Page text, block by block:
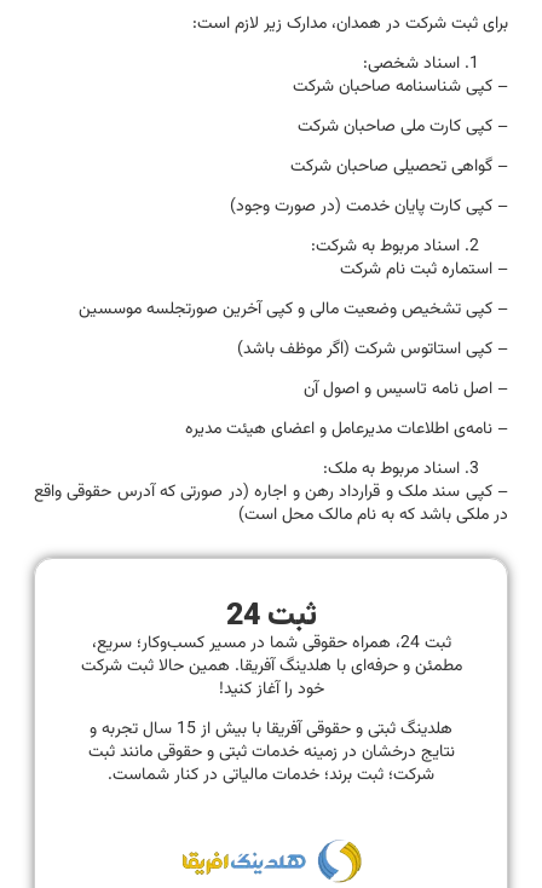
برای ثبت شرکت در همدان، مدارک زیر لازم است:
اسناد شخصی:
– کپی شناسنامه صاحبان شرکت
– کپی کارت ملی صاحبان شرکت
– گواهی تحصیلی صاحبان شرکت
– کپی کارت پایان خدمت (در صورت وجود)
اسناد مربوط به شرکت:
– استماره ثبت نام شرکت
– کپی تشخیص وضعیت مالی و کپی آخرین صورتجلسه موسسین
– کپی استاتوس شرکت (اگر موظف باشد)
– اصل نامه تاسیس و اصول آن
– نامه‌ی اطلاعات مدیرعامل و اعضای هیئت مدیره
اسناد مربوط به ملک:
– کپی سند ملک و قرارداد رهن و اجاره (در صورتی که آدرس حقوقی واقع
در ملکی باشد که به نام مالک محل است)
ثبت 24
ثبت 24، همراه حقوقی شما در مسیر کسب‌وکار؛ سریع،
مطمئن و حرفه‌ای با هلدینگ آفریقا. همین حالا ثبت شرکت
خود را آغاز کنید!
هلدینگ ثبتی و حقوقی آفریقا با بیش از 15 سال تجربه و
نتایج درخشان در زمینه خدمات ثبتی و حقوقی مانند ثبت
شرکت؛ ثبت برند؛ خدمات مالیاتی در کنار شماست.